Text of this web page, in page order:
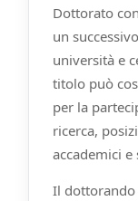
Dottorato
un
università e
titolo può
per la
ricerca,
accademici e
Il